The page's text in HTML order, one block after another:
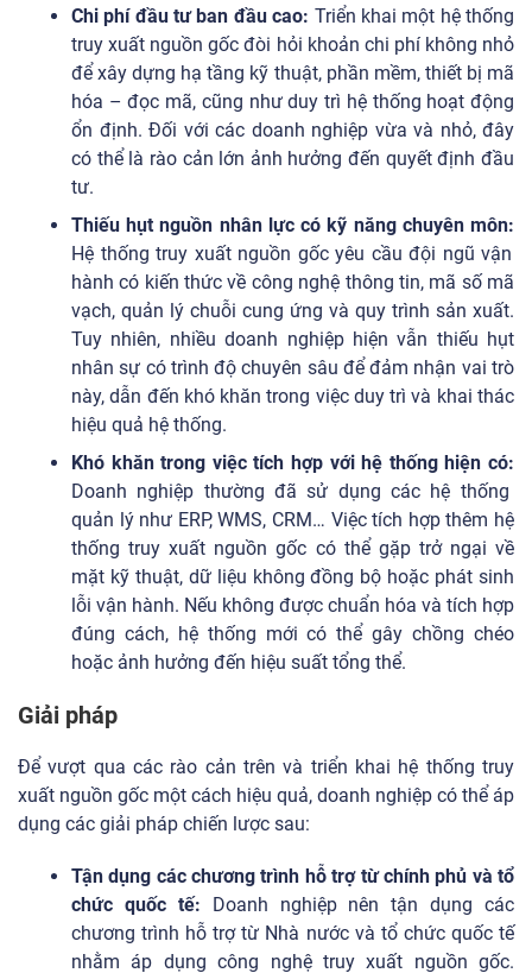
Chi phí đầu tư ban đầu cao: Triển khai một hệ thống
truy xuất nguồn gốc đòi hỏi khoản chi phí không nhỏ
để xây dựng hạ tầng kỹ thuật, phần mềm, thiết bị mã
hóa – đọc mã, cũng như duy trì hệ thống hoạt động
ổn định. Đối với các doanh nghiệp vừa và nhỏ, đây
có thể là rào cản lớn ảnh hưởng đến quyết định đầu
tư.
Thiếu hụt nguồn nhân lực có kỹ năng chuyên môn:
Hệ thống truy xuất nguồn gốc yêu cầu đội ngũ vận
hành có kiến thức về công nghệ thông tin, mã số mã
vạch, quản lý chuỗi cung ứng và quy trình sản xuất.
Tuy nhiên, nhiều doanh nghiệp hiện vẫn thiếu hụt
nhân sự có trình độ chuyên sâu để đảm nhận vai trò
này, dẫn đến khó khăn trong việc duy trì và khai thác
hiệu quả hệ thống.
Khó khăn trong việc tích hợp với hệ thống hiện có:
Doanh nghiệp thường đã sử dụng các hệ thống
quản lý như ERP, WMS, CRM… Việc tích hợp thêm hệ
thống truy xuất nguồn gốc có thể gặp trở ngại về
mặt kỹ thuật, dữ liệu không đồng bộ hoặc phát sinh
lỗi vận hành. Nếu không được chuẩn hóa và tích hợp
đúng cách, hệ thống mới có thể gây chồng chéo
hoặc ảnh hưởng đến hiệu suất tổng thể.
Giải pháp
Để vượt qua các rào cản trên và triển khai hệ thống truy
xuất nguồn gốc một cách hiệu quả, doanh nghiệp có thể áp
dụng các giải pháp chiến lược sau:
Tận dụng các chương trình hỗ trợ từ chính phủ và tổ
chức quốc tế: Doanh nghiệp nên tận dụng các
chương trình hỗ trợ từ Nhà nước và tổ chức quốc tế
nhằm áp dụng công nghệ truy xuất nguồn gốc.